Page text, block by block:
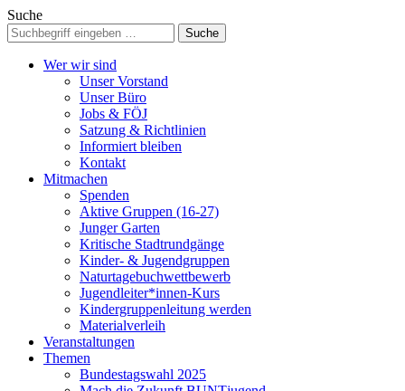
Suche
Wer wir sind
Unser Vorstand
Unser Büro
Jobs & FÖJ
Satzung & Richtlinien
Informiert bleiben
Kontakt
Mitmachen
Spenden
Aktive Gruppen (16-27)
Junger Garten
Kritische Stadtrundgänge
Kinder- & Jugendgruppen
Naturtagebuchwettbewerb
Jugendleiter*innen-Kurs
Kindergruppenleitung werden
Materialverleih
Veranstaltungen
Themen
Bundestagswahl 2025